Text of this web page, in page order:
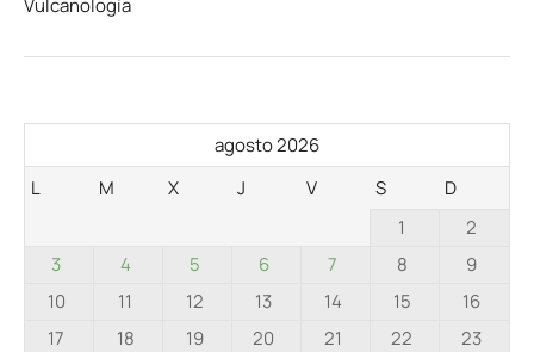
Vulcanología
agosto 2026
L
M X J V S
D
1
2
3
4 5 6 7 8
9
10
11 12 13 14 15
16
17
18 19 20 21 22
23